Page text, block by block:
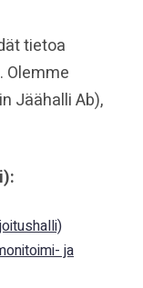
tietoa
Olemme
Jäähalli Ab),
ja